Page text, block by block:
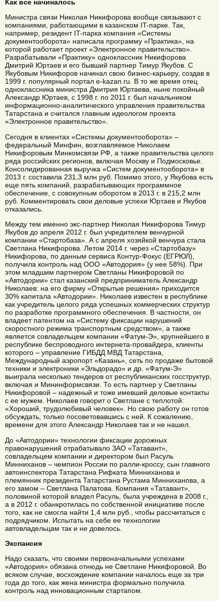
Как все начиналось
Министра связи Николая Никифорова вообще связывают с
компаниями, работающими в казанском IT-парке. Так,
например, резидент IT-парка компания «Системы
документооборота» написала программу «Практика», на
которой работает проект «Электронное правительство».
Разрабатывали «Практику» одноклассник Никифорова
Дмитрий Юртаев и его бывший партнер Тимур Якубов. С
Якубовым Никифоров начинал свою бизнес-карьеру, создав в
1999 г. популярный портал e-kazan.ru. В то же время отец
одноклассника министра Дмитрия Юртаева, ныне покойный
Александр Юртаев, с 1998 г. по 2011 г. был начальником
информационно-аналитического управления правительства
Татарстана и считался главным идеологом проекта
«Электронное правительство».
Сегодня в клиентах «Системы документооборота» –
федеральный Минфин, возглавляемое Николаем
Никифоровым Минкомсвязи РФ, а также правительства целого
ряда российских регионов, включая Москву и Подмосковье.
Консолидированная выручка «Систем документооборота» в
2013 г. составила 231,3 млн руб. Помимо этого, у Якубова есть
еще пять компаний, разрабатывающих программное
обеспечение, с совокупным оборотом в 2013 г. в 215,2 млн
руб. Комментировать свои деловые успехи Юртаев и Якубов
отказались.
Между тем именно экс-партнер Николая Никифорова Тимур
Якубов до апреля 2012 г. был учредителем венчурной
компании «Стартобаза». А с апреля хозяйкой венчура стала
Светлана Никифорова. Летом 2014 г. через «Стартобазу»
Никифорова, по данным сервиса Контур-Фокус (ЕГРЮЛ),
получила контроль над ООО «Автодория» (у нее 58%). При
этом младшим партнером Светланы Никифоровой по
«Автодории» стал казанский предприниматель Александр
Николаев: на его фирму «Открытые решения» приходится
30% капитала «Автодории». Николаев известен в республике
как учредитель целого ряда успешных коммерческих структур
по разработке программного обеспечения. В частности, он
владеет патентом на «Систему фиксации нарушений
скоростного режима транспортным средством», а также
является совладельцем компании «Фатум-Э», крупнейшего в
республике беспроводного интернета-провайдера, клиенты
которого – управление ГИБДД МВД Татарстана,
Международный аэропорт «Казань», сеть по продаже бытовой
техники и электроники «Эльдорадо» и др. «Фатум-Э»
выиграла несколько тендеров от республиканских госструктур,
включая и Мининформсвязи. То есть партнер у Светланы
Никифоровой – надежный и тоже имевший деловые контакты
с ее мужем. Николаев говорит о Светлане с теплотой:
«Хороший, трудолюбивый человек». Но свою работу он готов
обсуждать, только посоветовавшись с ней. К сожалению,
времени для этого Александр Николаев так и не нашел.
До «Автодории» технологии фиксации дорожных
правонарушений отрабатывало ЗАО «Татавант»,
совладельцем компании и директором был Расуль
Минниханов – чемпион России по ралли-кроссу, сын главного
автоинспектора Татарстана Рифката Минниханова и
племянник президента Татарстана Рустама Минниханова, а
его замом – Светлана Палатова. Компания «Татавант»,
половиной которой владел Расуль, была учреждена в 2008 г.,
а в 2012 г. обанкротилась по собственной инициативе после
того, как не смогла найти 1,4 млн руб., чтобы рассчитаться с
подрядчиком. Испытать на себе ее технологии
автовладельцам так и не довелось.
Экспансия
Надо сказать, что своими первоначальными успехами
«Автодория» обязана отнюдь не Светлане Никифоровой. Во
всяком случае, восхождение компании началось еще за три
года до того, как жена министра формально получила
контроль над инновационным стартапом.